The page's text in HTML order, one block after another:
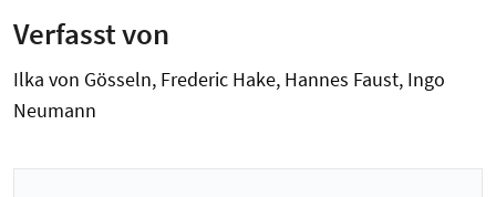
Verfasst von
Ilka von Gösseln, Frederic Hake, Hannes Faust, Ingo
Neumann